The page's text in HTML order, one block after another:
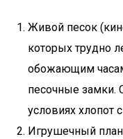
Живой песок
которых трудно
обожающим
песочные замки.
условиях хлопот
Игрушечный